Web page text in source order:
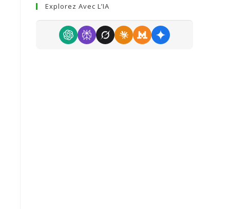
Explorez Avec L’IA